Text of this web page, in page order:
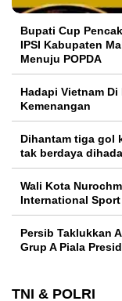
Bupati Cup
IPSI Kabupaten
Menuju POPDA
Hadapi Vietnam
Kemenangan
Dihantam tiga gol
tak berdaya
Wali Kota
International
Persib Taklukkan
Grup A Piala
TNI & POLRI